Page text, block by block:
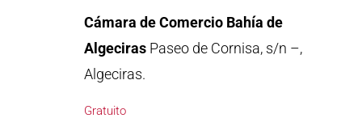
Cámara de Comercio Bahía de
Algeciras Paseo de Cornisa, s/n –,
Algeciras.
Gratuito